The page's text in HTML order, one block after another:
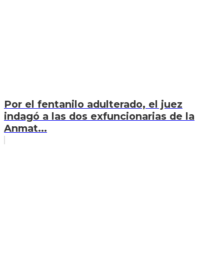
Por el fentanilo adulterado, el juez
indagó a las dos exfuncionarias de la
Anmat...